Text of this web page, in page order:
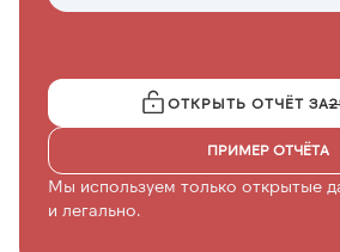
ОТКРЫТЬ ОТЧЁТ ЗА
ПРИМЕР ОТЧЁТА
Мы используем только открытые
и легально.